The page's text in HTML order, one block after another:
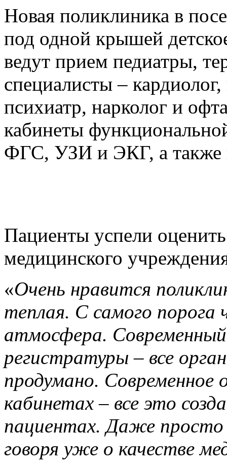
Новая поликлиника в
под одной крышей
ведут прием педиатры,
специалисты – кардиолог,
психиатр, нарколог и
кабинеты
ФГС, УЗИ и ЭКГ, а также
Пациенты успели
медицинского
«Очень нравится
теплая. С самого порога
атмосфера. Современный
регистратуры – все
продумано. Современное
кабинетах – все это
пациентах. Даже просто
говоря уже о качестве